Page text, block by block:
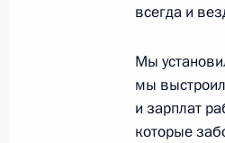
о
10 июля 2021
всегда и
Мы
мы
и зарплат
которые